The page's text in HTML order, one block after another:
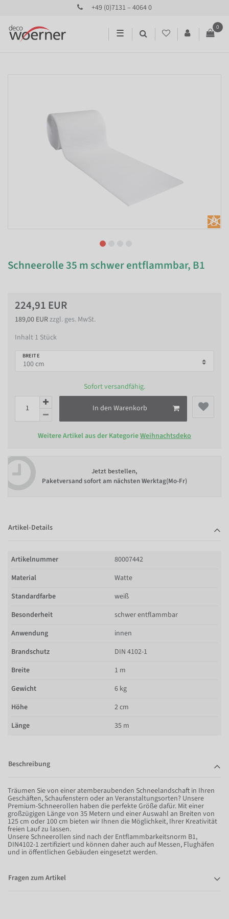
+49 (0)7131 – 4064 0
☰
0
Schneerolle 35 m schwer entflammbar, B1
224,91 EUR
189,00 EURzzgl. ges. MwSt.
Inhalt 1 Stück
BREITE
Sofort versandfähig.
In den Warenkorb
Weitere Artikel aus der KategorieWeihnachtsdeko
Jetzt bestellen,
Paketversand sofort am nächsten Werktag(Mo-Fr)
Artikel-Details
Artikelnummer
80007442
Material
Watte
Standardfarbe
weiß
Besonderheit
schwer entflammbar
Anwendung
innen
Brandschutz
DIN 4102-1
Breite
1 m
Gewicht
6 kg
Höhe
2 cm
Länge
35 m
Beschreibung
Träumen Sie von einer atemberaubenden Schneelandschaft in Ihren
Geschäften, Schaufenstern oder an Veranstaltungsorten? Unsere
Premium-Schneerollen haben die perfekte Größe dafür. Mit einer
großzügigen Länge von 35 Metern und einer Auswahl an Breiten von
125 cm oder 100 cm bieten wir Ihnen die Möglichkeit, Ihrer Kreativität
freien Lauf zu lassen.
Unsere Schneerollen sind nach der Entflammbarkeitsnorm B1,
DIN4102-1 zertifiziert und können daher auch auf Messen, Flughäfen
und in öffentlichen Gebäuden eingesetzt werden.
Fragen zum Artikel